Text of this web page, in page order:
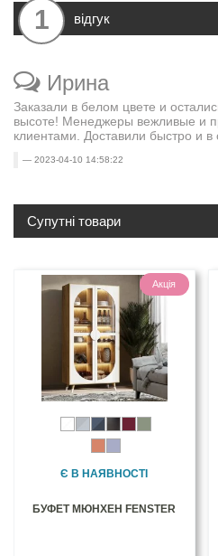
1 відгук
Ирина
Заказали в белом цвете и
высоте! Менеджеры вежливые и
клиентами. Доставили быстро и в
2023-04-10 14:58:22
Супутні товари
Акція
Є В НАЯВНОСТІ
БУФЕТ МЮНХЕН FENSTER